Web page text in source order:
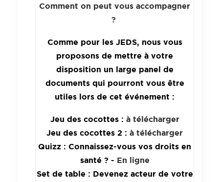
Comment on peut vous accompagner
?
Comme pour les JEDS, nous vous
proposons de mettre à votre
disposition un large panel de
documents qui pourront vous être
utiles lors de cet événement :
Jeu des cocottes : à télécharger
Jeu des cocottes 2 : à télécharger
Quizz : Connaissez-vous vos droits en
santé ? - En ligne
Set de table : Devenez acteur de votre